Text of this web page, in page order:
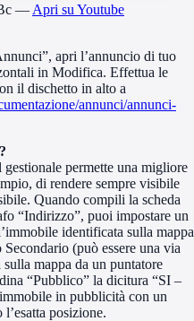
— Apri su Youtube
apri l’annuncio di tuo
in Modifica. Effettua le
il dischetto in alto a
annunci/annunci-
permette una migliore
di rendere sempre visibile
Quando compili la scheda
“Indirizzo”, puoi impostare un
identificata sulla mappa
(può essere una via
mappa da un puntatore
“Pubblico” la dicitura “SI –
in pubblicità con un
posizione.